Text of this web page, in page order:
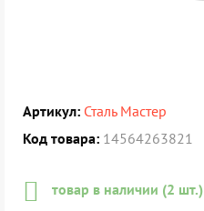
Артикул: Сталь Мастер
Код товара: 14564263821
товар в наличии (2 шт.)